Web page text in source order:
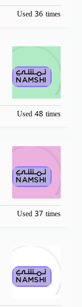
Used 36 times
Used 48 times
Used 37 times